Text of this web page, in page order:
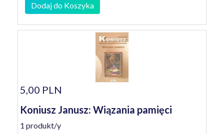
Dodaj do Koszyka
5,00 PLN
Koniusz Janusz: Wiązania pamięci
1 produkt/y